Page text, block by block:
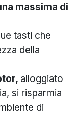
massima di
tasti che
della
, alloggiato
si risparmia
di